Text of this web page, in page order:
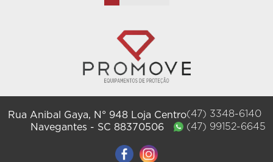
Rua Anibal Gaya, N° 948 Loja Centro
Navegantes
SC 88370506
47
3348-6140
47
99152-6645